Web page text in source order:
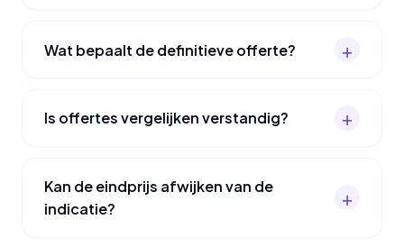
Wat bepaalt de definitieve offerte?
Is offertes vergelijken verstandig?
Kan de eindprijs afwijken van de
indicatie?